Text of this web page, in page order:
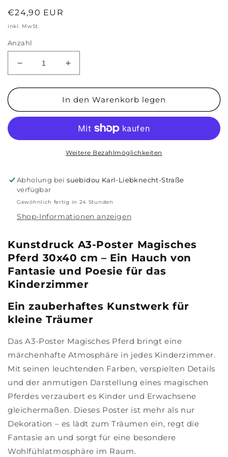
Normaler
Preis
€24,90 EUR
inkl. MwSt.
Anzahl
Verringere
die
Menge
Kunstdruck
&#39;Magisches
Erhöhe
die
Menge
für
Kunstdruck
Poster
&#39;Magisches
Pferd&#39;
In den Warenkorb legen
Weitere Bezahlmöglichkeiten
Abholung beisuebidou Karl-Liebknecht-Straße
verfügbar
Gewöhnlich fertig in 24 Stunden
Shop-Informationen anzeigen
Kunstdruck A3-Poster Magisches
Pferd 30x40 cm – Ein Hauch von
Fantasie und Poesie für das
Kinderzimmer
Ein zauberhaftes Kunstwerk für
kleine Träumer
Das A3-Poster Magisches Pferd bringt eine
märchenhafte Atmosphäre in jedes Kinderzimmer.
Mit seinen leuchtenden Farben, verspielten Details
und der anmutigen Darstellung eines magischen
Pferdes verzaubert es Kinder und Erwachsene
gleichermaßen. Dieses Poster ist mehr als nur
Dekoration – es lädt zum Träumen ein, regt die
Fantasie an und sorgt für eine besondere
Wohlfühlatmosphäre im Raum.